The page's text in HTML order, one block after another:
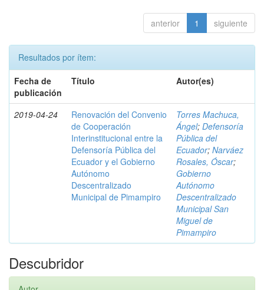
anterior 1 siguiente
Resultados por ítem:
Fecha de
publicación
Título Autor(es)
2019-04-24
Renovación del Convenio
de Cooperación
Interinstitucional entre la
Defensoría Pública del
Ecuador y el Gobierno
Autónomo
Descentralizado
Municipal de Pimampiro
Torres Machuca,
Ángel; Defensoría
Pública del
Ecuador; Narváez
Rosales, Óscar;
Gobierno
Autónomo
Descentralizado
Municipal San
Miguel de
Pimampiro
Descubridor